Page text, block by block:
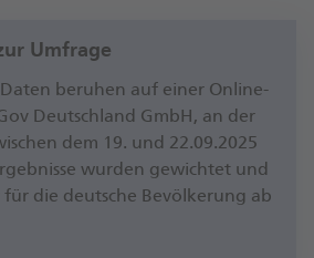
Umfrage
be­ru­hen auf einer Online-​
Deutsch­land GmbH, an der
dem 19. und 22.09.2025
wur­den ge­wich­tet und
die deut­sche Be­völ­ke­rung ab